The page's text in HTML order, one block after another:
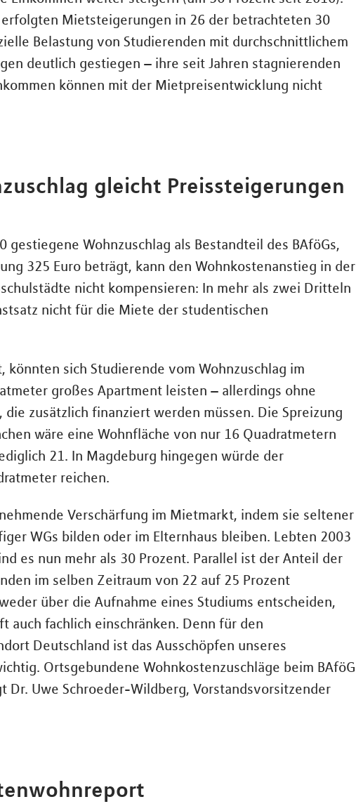
Mietsteigerungen in 26 der betrachteten 30
Belastung von Studierenden mit durchschnittlichem
deutlich gestiegen – ihre seit Jahren stagnierenden
können mit der Mietpreisentwicklung nicht
gleicht Preissteigerungen
Wohnzuschlag als Bestandteil des BAföGs,
325 Euro beträgt, kann den Wohnkostenanstieg in der
nicht kompensieren: In mehr als zwei Dritteln
nicht für die Miete der studentischen
sich Studierende vom Wohnzuschlag im
großes Apartment leisten – allerdings ohne
zusätzlich finanziert werden müssen. Die Spreizung
wäre eine Wohnfläche von nur 16 Quadratmetern
21. In Magdeburg hingegen würde der
reichen.
Verschärfung im Mietmarkt, indem sie seltener
WGs bilden oder im Elternhaus bleiben. Lebten 2003
es nun mehr als 30 Prozent. Parallel ist der Anteil der
im selben Zeitraum von 22 auf 25 Prozent
über die Aufnahme eines Studiums entscheiden,
auch fachlich einschränken. Denn für den
Deutschland ist das Ausschöpfen unseres
Ortsgebundene Wohnkostenzuschläge beim BAföG
Dr. Uwe Schroeder-Wildberg, Vorstandsvorsitzender